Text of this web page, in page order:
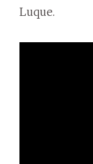
Luque.